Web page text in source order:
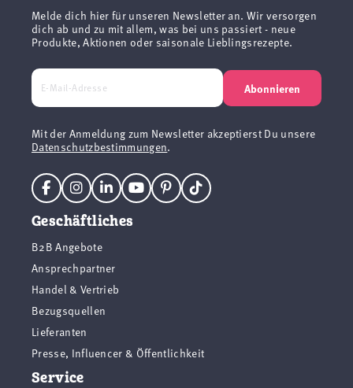
Melde dich hier für unseren Newsletter an. Wir versorgen
dich ab und zu mit allem, was bei uns passiert - neue
Produkte, Aktionen oder saisonale Lieblingsrezepte.
Abonnieren
Mit der Anmeldung zum Newsletter akzeptierst Du unsere
Datenschutzbestimmungen.
Geschäftliches
B2B Angebote
Ansprechpartner
Handel & Vertrieb
Bezugsquellen
Lieferanten
Presse, Influencer & Öffentlichkeit
Service